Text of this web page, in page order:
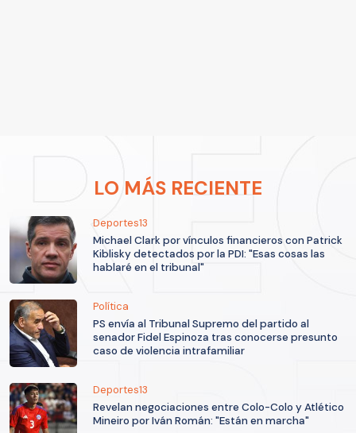
LO MÁS RECIENTE
Deportes13
Michael Clark por vínculos financieros con Patrick
Kiblisky detectados por la PDI: "Esas cosas las
hablaré en el tribunal"
Política
PS envía al Tribunal Supremo del partido al
senador Fidel Espinoza tras conocerse presunto
caso de violencia intrafamiliar
Deportes13
Revelan negociaciones entre Colo-Colo y Atlético
Mineiro por Iván Román: "Están en marcha"